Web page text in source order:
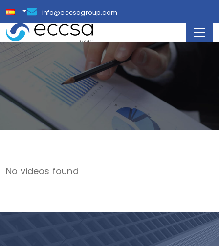
info@eccsagroup.com
No videos found